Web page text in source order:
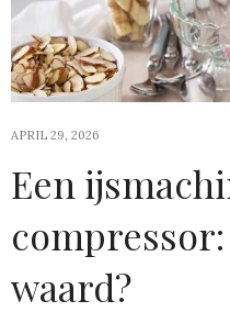
APRIL 29, 2026
Een
waard?